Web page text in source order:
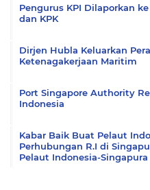
Pengurus KPI Dilaporkan
dan KPK
Dirjen Hubla Keluarkan
Ketenagakerjaan Maritim
Port Singapore Authority
Indonesia
Kabar Baik Buat Pelaut
Perhubungan R.I di
Pelaut Indonesia-Singapura